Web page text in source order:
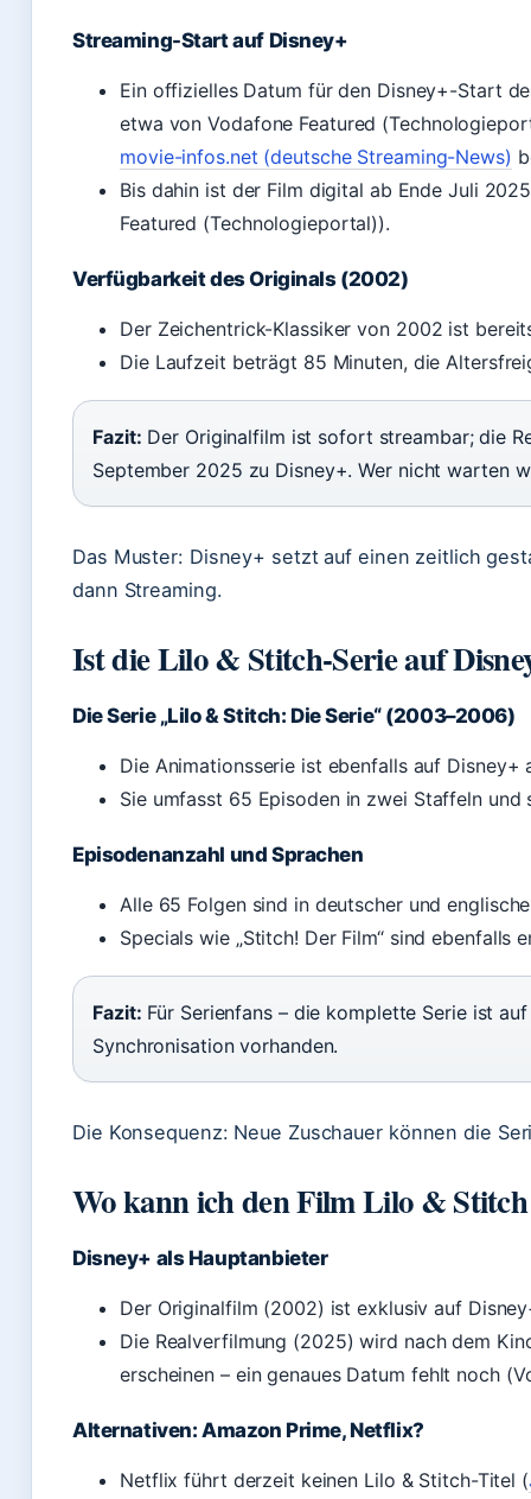
Streaming-Start auf Disney+
Ein offizielles Datum für den Disney+-Start
etwa von Vodafone Featured
movie-infos.net (deutsche Streaming-News)
Bis dahin ist der Film digital ab Ende Juli
Featured (Technologieportal)).
Verfügbarkeit des Originals (2002)
Der Zeichentrick-Klassiker von 2002 ist
Die Laufzeit beträgt 85 Minuten, die
Fazit: Der Originalfilm ist sofort streambar; die
September 2025 zu Disney+. Wer nicht warten
Das Muster: Disney+ setzt auf einen zeitlich
dann Streaming.
Ist die Lilo & Stitch-Serie auf
Die Serie „Lilo & Stitch: Die Serie“ (2003–2006)
Die Animationsserie ist ebenfalls auf Disney+
Sie umfasst 65 Episoden in zwei Staffeln
Episodenanzahl und Sprachen
Alle 65 Folgen sind in deutscher und
Specials wie „Stitch! Der Film“ sind ebenfalls
Fazit: Für Serienfans – die komplette Serie ist
Synchronisation vorhanden.
Die Konsequenz: Neue Zuschauer können die
Wo kann ich den Film Lilo & Stitch
Disney+ als Hauptanbieter
Der Originalfilm (2002) ist exklusiv auf
Die Realverfilmung (2025) wird nach dem
erscheinen – ein genaues Datum fehlt noch
Alternativen: Amazon Prime, Netflix?
Netflix führt derzeit keinen Lilo & Stitch-Titel (